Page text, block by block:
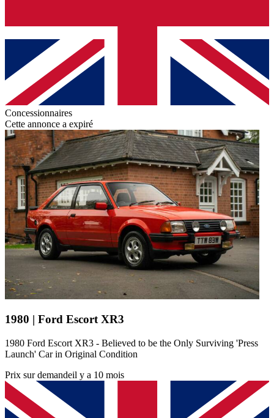
Concessionnaires
Cette annonce a expiré
1980 | Ford Escort XR3
1980 Ford Escort XR3 - Believed to be the Only Surviving 'Press
Launch' Car in Original Condition
Prix sur demandeil y a 10 mois